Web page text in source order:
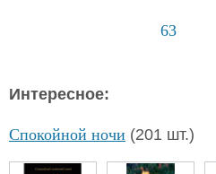
63
Интересное:
Спокойной ночи (201 шт.)